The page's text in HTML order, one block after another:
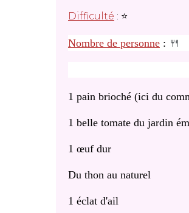
Difficulté : ⭐
Nombre de personne : 🍴
1 pain brioché (ici du
1 belle tomate du jardin
1 œuf dur
Du thon au naturel
1 éclat d'ail